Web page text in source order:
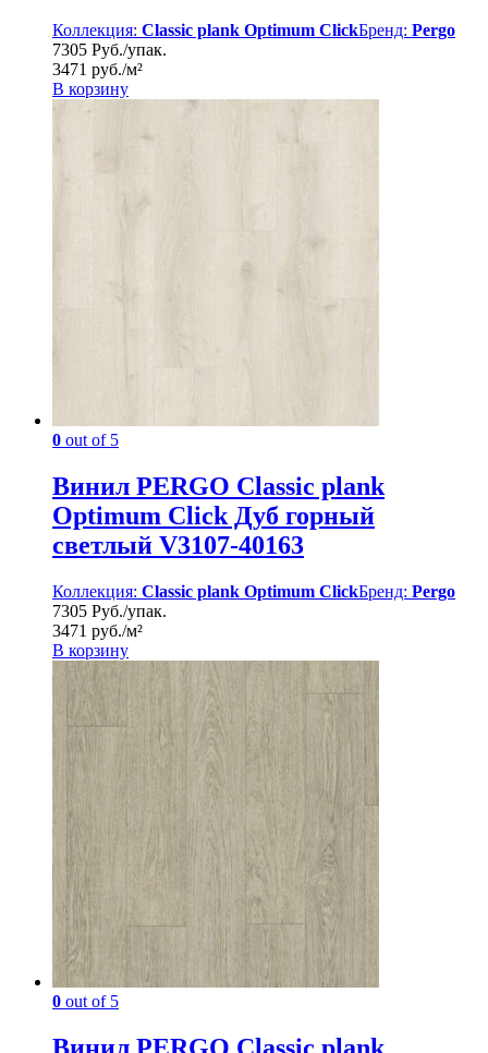
Коллекция: Classic plank Optimum ClickБренд: Pergo
7305 Руб./упак.
3471 руб./м²
В корзину
0 out of 5
Винил PERGO Classic plank
Optimum Click Дуб горный
светлый V3107-40163
Коллекция: Classic plank Optimum ClickБренд: Pergo
7305 Руб./упак.
3471 руб./м²
В корзину
0 out of 5